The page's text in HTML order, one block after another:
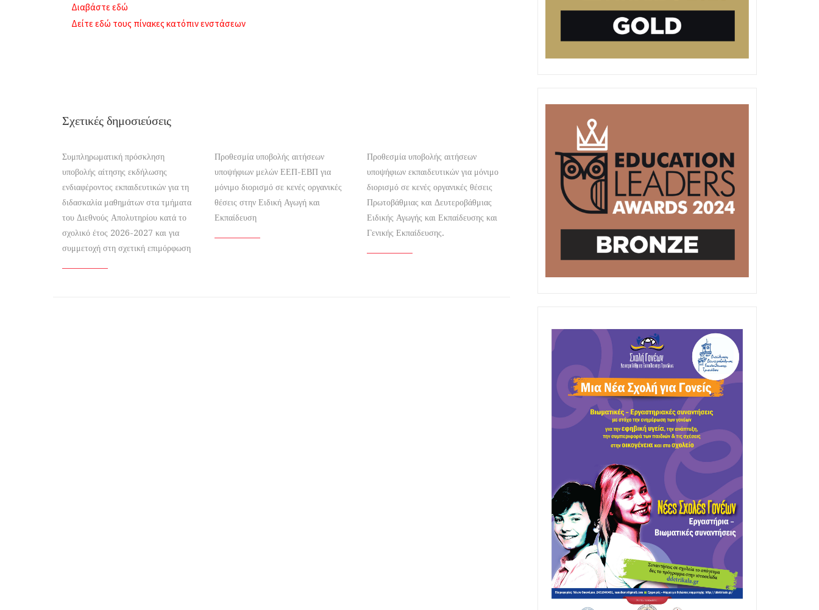
Διαβάστε εδώ
Δείτε εδώ τους πίνακες κατόπιν ενστάσεων
Σχετικές δημοσιεύσεις
Συμπληρωματική πρόσκληση
υποβολής αίτησης εκδήλωσης
ενδιαφέροντος εκπαιδευτικών για τη
διδασκαλία μαθημάτων στα τμήματα
του Διεθνούς Απολυτηρίου κατά το
σχολικό έτος 2026-2027 και για
συμμετοχή στη σχετική επιμόρφωση
Προθεσμία υποβολής αιτήσεων
υποψήφιων μελών ΕΕΠ-ΕΒΠ για
μόνιμο διορισμό σε κενές οργανικές
θέσεις στην Ειδική Αγωγή και
Εκπαίδευση
Προθεσμία υποβολής αιτήσεων
υποψήφιων εκπαιδευτικών για μόνιμο
διορισμό σε κενές οργανικές θέσεις
Πρωτοβάθμιας και Δευτεροβάθμιας
Ειδικής Αγωγής και Εκπαίδευσης και
Γενικής Εκπαίδευσης.